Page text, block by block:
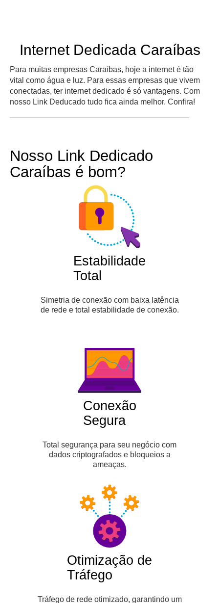
Internet Dedicada Caraíbas
Para muitas empresas Caraíbas, hoje a internet é tão
vital como água e luz. Para essas empresas que vivem
conectadas, ter internet dedicado é só vantagens. Com
nosso Link Deducado tudo fica ainda melhor. Confira!
Nosso Link Dedicado
Caraíbas é bom?
Estabilidade
Total
Simetria de conexão com baixa latência
de rede e total estabilidade de conexão.
Conexão
Segura
Total segurança para seu negócio com
dados criptografados e bloqueios a
ameaças.
Otimização de
Tráfego
Tráfego de rede otimizado, garantindo um